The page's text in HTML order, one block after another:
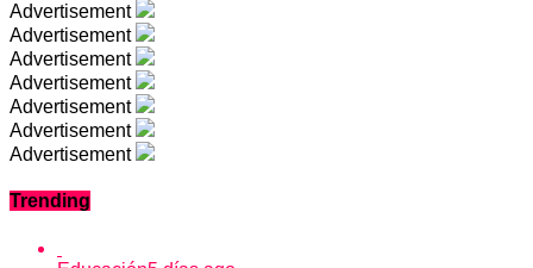
Advertisement
Advertisement
Advertisement
Advertisement
Advertisement
Advertisement
Advertisement
Trending